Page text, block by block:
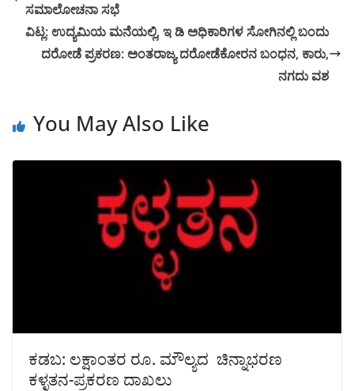
ಸಮಾಲೋಚನಾ ಸಭೆ
ವಿಟ್ಲ: ಉದ್ಯಮಿಯ ಮನೆಯಲ್ಲಿ, ಇ ಡಿ ಅಧಿಕಾರಿಗಳ ಸೋಗಿನಲ್ಲಿ ಬಂದು
ದರೋಡೆ ಪ್ರಕರಣ: ಅಂತರಾಜ್ಯ ದರೋಡೆಕೋರನ ಬಂಧನ, ಕಾರು,
ನಗದು ವಶ
You May Also Like
ಕಡಬ: ಲಕ್ಷಾಂತರ ರೂ. ಮೌಲ್ಯದ ಚಿನ್ನಾಭರಣ
ಕಳ್ಳತನ-ಪ್ರಕರಣ ದಾಖಲು